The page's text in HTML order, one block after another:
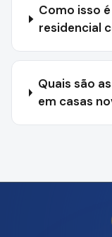
Como isso
residencial
Quais são
em casas